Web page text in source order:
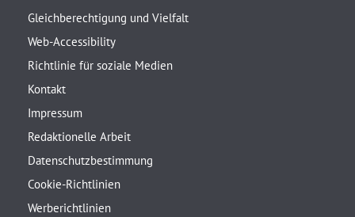
Gleichberechtigung und Vielfalt
Web-Accessibility
Richtlinie für soziale Medien
Kontakt
Impressum
Redaktionelle Arbeit
Datenschutzbestimmung
Cookie-Richtlinien
Werberichtlinien